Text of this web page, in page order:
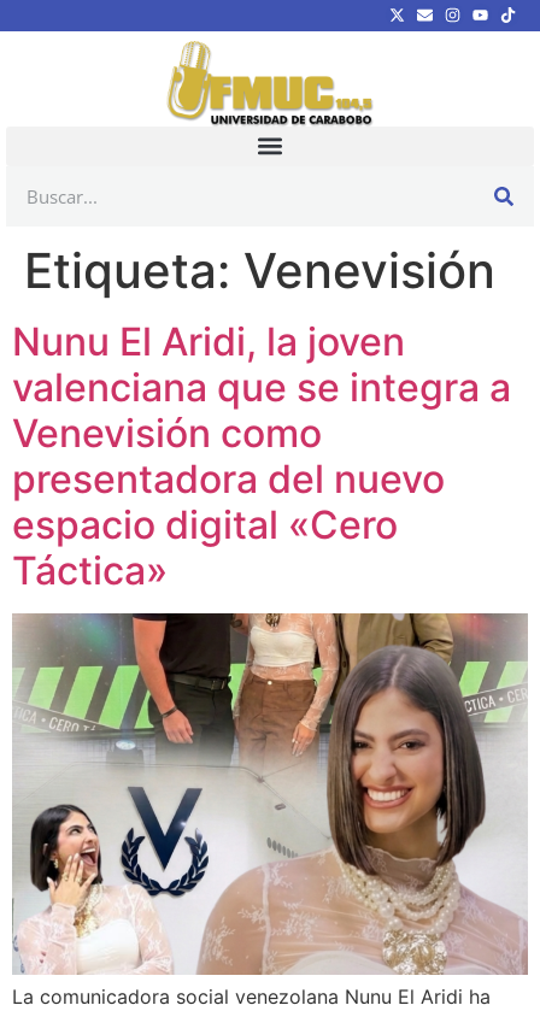
Etiqueta: Venevisión
Nunu El Aridi, la joven
valenciana que se integra a
Venevisión como
presentadora del nuevo
espacio digital «Cero
Táctica»
La comunicadora social venezolana Nunu El Aridi ha